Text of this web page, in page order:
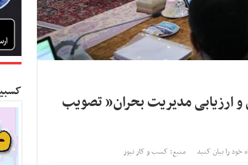
ارزیابی مدیریت بحران” تصویب
خود را بیان کنید منبع: کسب و کار نیوز